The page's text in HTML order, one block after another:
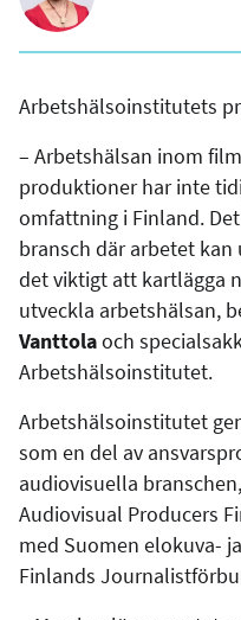
Arbetshälsoinstitutets
– Arbetshälsan inom
produktioner har inte
omfattning i Finland.
bransch där arbetet kan
det viktigt att kartlägga
utveckla arbetshälsan,
Vanttolaoch
Arbetshälsoinstitutet.
Arbetshälsoinstitutet
som en del av
audiovisuella
Audiovisual Producers
med Suomen elokuva-
Finlands